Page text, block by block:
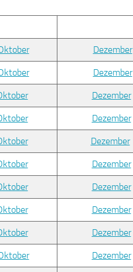
Dezember
Dezember
Dezember
Dezember
Dezember
Dezember
Dezember
Dezember
Dezember
Dezember